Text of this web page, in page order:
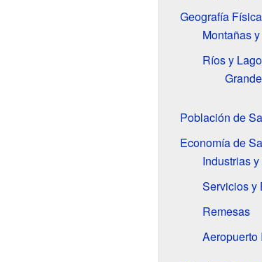
Geografía
Montañas
Ríos y
Población de
Economía de
Industrias
Servicios y
Remesas
Aeropuerto